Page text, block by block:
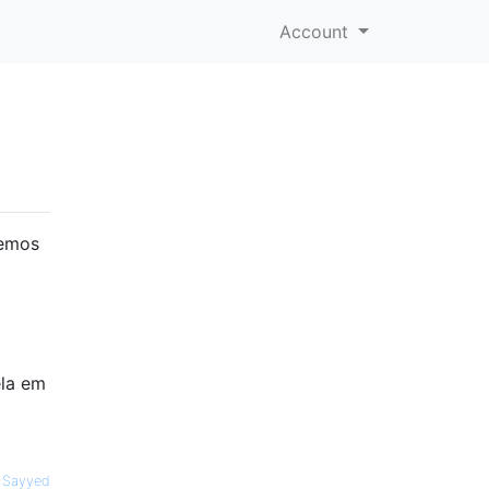
Account
em